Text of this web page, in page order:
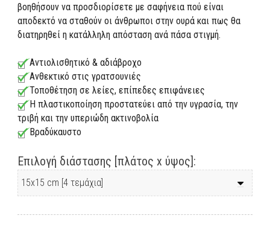
βοηθήσουν να προσδιορίσετε με σαφήνεια πού είναι
αποδεκτό να σταθούν οι άνθρωποι στην ουρά και πως θα
διατηρηθεί η κατάλληλη απόσταση ανά πάσα στιγμή.
Αντιολισθητικό & αδιάβροχο
Ανθεκτικό στις γρατσουνιές
Τοποθέτηση σε λείες, επίπεδες επιφάνειες
Η πλαστικοποίηση προστατεύει από την υγρασία, την
τριβή και την υπεριώδη ακτινοβολία
Βραδύκαυστο
Επιλογή διάστασης [πλάτος x ύψος]: